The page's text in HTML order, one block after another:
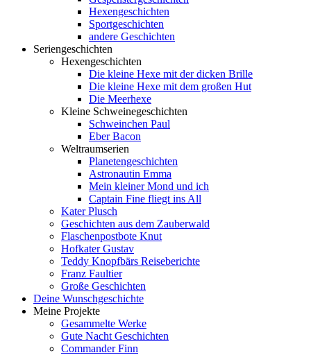
Hexengeschichten
Sportgeschichten
andere Geschichten
Seriengeschichten
Hexengeschichten
Die kleine Hexe mit der dicken Brille
Die kleine Hexe mit dem großen Hut
Die Meerhexe
Kleine Schweinegeschichten
Schweinchen Paul
Eber Bacon
Weltraumserien
Planetengeschichten
Astronautin Emma
Mein kleiner Mond und ich
Captain Fine fliegt ins All
Kater Plusch
Geschichten aus dem Zauberwald
Flaschenpostbote Knut
Hofkater Gustav
Teddy Knopfbärs Reiseberichte
Franz Faultier
Große Geschichten
Deine Wunschgeschichte
Meine Projekte
Gesammelte Werke
Gute Nacht Geschichten
Commander Finn